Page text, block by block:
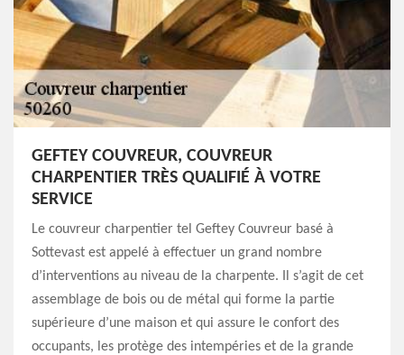
GEFTEY COUVREUR, COUVREUR
CHARPENTIER TRÈS QUALIFIÉ À VOTRE
SERVICE
Le couvreur charpentier tel Geftey Couvreur basé à
Sottevast est appelé à effectuer un grand nombre
d’interventions au niveau de la charpente. Il s’agit de cet
assemblage de bois ou de métal qui forme la partie
supérieure d’une maison et qui assure le confort des
occupants, les protège des intempéries et de la grande